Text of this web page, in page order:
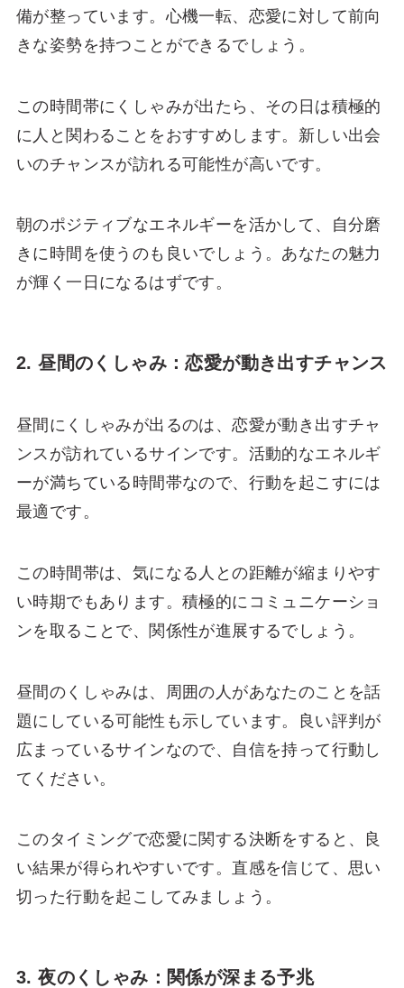
備が整っています。心機一転、恋愛に対して前向
きな姿勢を持つことができるでしょう。
この時間帯にくしゃみが出たら、その日は積極的
に人と関わることをおすすめします。新しい出会
いのチャンスが訪れる可能性が高いです。
朝のポジティブなエネルギーを活かして、自分磨
きに時間を使うのも良いでしょう。あなたの魅力
が輝く一日になるはずです。
2. 昼間のくしゃみ：恋愛が動き出すチャンス
昼間にくしゃみが出るのは、恋愛が動き出すチャ
ンスが訪れているサインです。活動的なエネルギ
ーが満ちている時間帯なので、行動を起こすには
最適です。
この時間帯は、気になる人との距離が縮まりやす
い時期でもあります。積極的にコミュニケーショ
ンを取ることで、関係性が進展するでしょう。
昼間のくしゃみは、周囲の人があなたのことを話
題にしている可能性も示しています。良い評判が
広まっているサインなので、自信を持って行動し
てください。
このタイミングで恋愛に関する決断をすると、良
い結果が得られやすいです。直感を信じて、思い
切った行動を起こしてみましょう。
3. 夜のくしゃみ：関係が深まる予兆